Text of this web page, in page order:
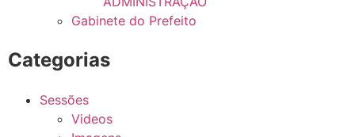
Gabinete do Prefeito
Categorias
Sessões
Videos